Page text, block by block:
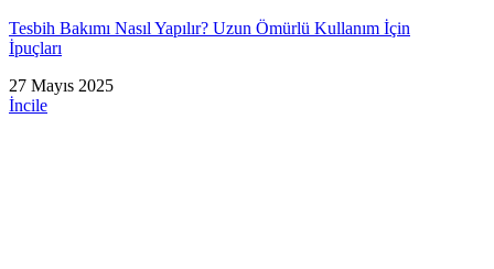
Tesbih Bakımı Nasıl Yapılır? Uzun Ömürlü Kullanım İçin
İpuçları
27 Mayıs 2025
İncile